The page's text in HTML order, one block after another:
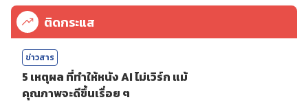
ติดกระแส
ข่าวสาร
5 เหตุผล ที่ทำให้หนัง AI ไม่เวิร์ก แม้
คุณภาพจะดีขึ้นเรื่อย ๆ